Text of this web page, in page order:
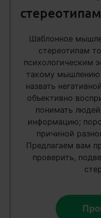
Шаблонное
стереотипам
психологическим
такому
назвать
объективно
понимать
информацию;
причиной
Предлагаем вам
проверить,